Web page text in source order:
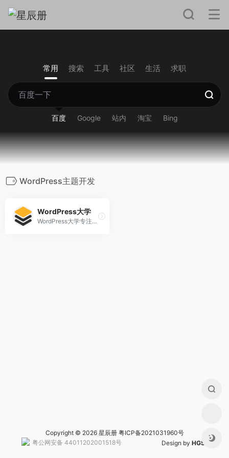
常用 搜索 工具 社区 生活 求职
百度 Google 站内 淘宝 Bing
WordPress主题开发
WordPress大学
WordPress大学专注于wordpress建站教学,提供wordpress主题,wordpres
Copyright © 2026 星辰册 粤ICP备2021031960号
粤公网安备 44011202001518号Design by HGS